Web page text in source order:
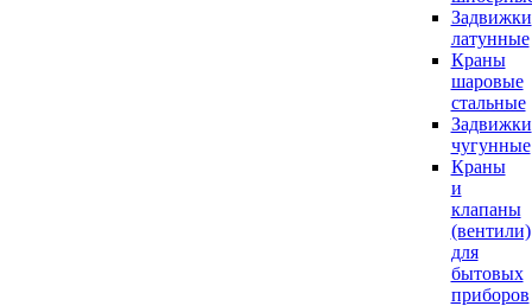
Задвижки
латунные
Краны
шаровые
стальные
Задвижки
чугунные
Краны
и
клапаны
(вентили)
для
бытовых
приборов